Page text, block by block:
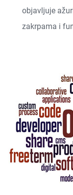
objavljuje
zakrpama i